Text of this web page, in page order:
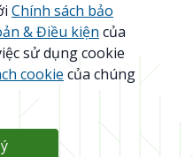
All Rights
0107867370
Chính sách bảo
& Điều kiện của
sử dụng cookie
cookie của chúng